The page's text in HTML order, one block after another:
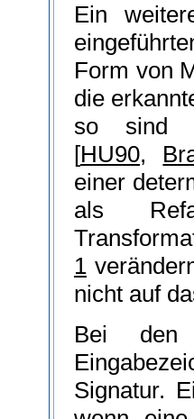
Ein
Form von
die
so sind
[HU90,
einer
als
1
nicht auf
Bei den
Signatur.